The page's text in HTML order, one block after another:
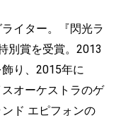
イター。『閃光ラ
別賞を受賞。2013
り、2015年に
オーケストラのゲ
ド エピフォンの